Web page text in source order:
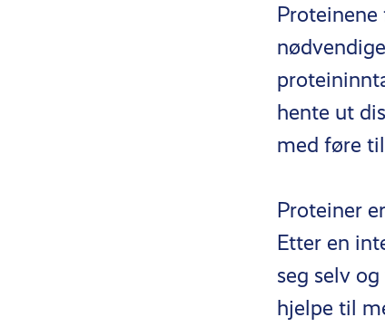
Proteinene
hente ut
med føre
Proteiner
Etter en
seg selv
hjelpe til